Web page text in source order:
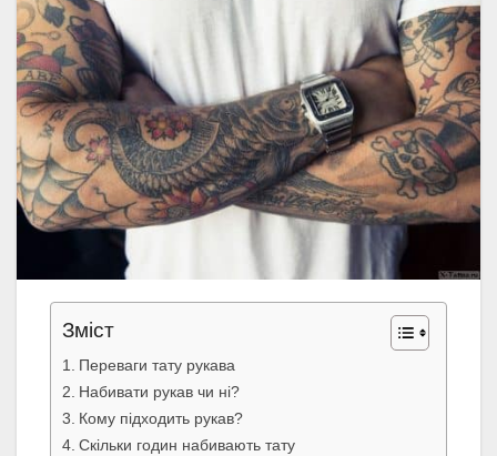
Зміст
Переваги тату рукава
Набивати рукав чи ні?
Кому підходить рукав?
Скільки годин набивають тату